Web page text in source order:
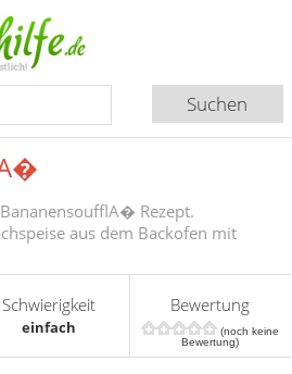
Rezept.
aus dem Backofen mit
Schwierigkeit
einfach
Bewertung
(noch keine
Bewertung)